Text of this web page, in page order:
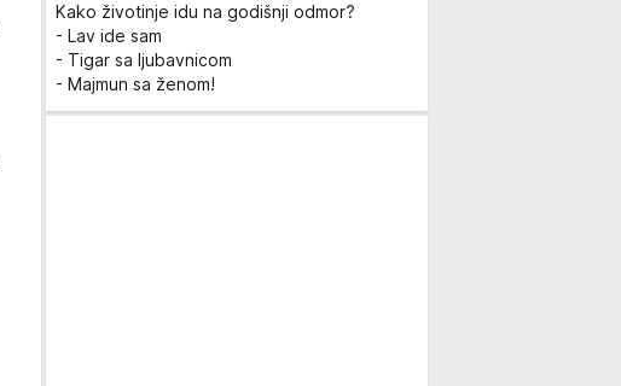
Kako životinje idu na godišnji odmor?
- Lav ide sam
- Tigar sa ljubavnicom
- Majmun sa ženom!